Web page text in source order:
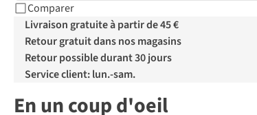
Comparer
Livraison gratuite à partir de 45 €
Retour gratuit dans nos magasins
Retour possible durant 30 jours
Service client: lun.-sam.
En un coup d'oeil